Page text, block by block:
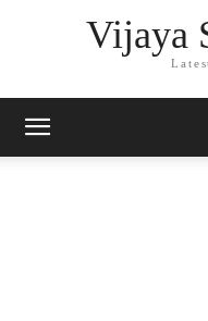
Vijaya